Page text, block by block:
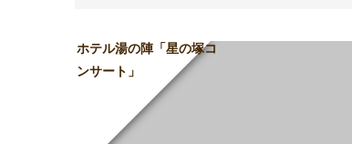
ホテル湯の陣「星の塚コ
ンサート」